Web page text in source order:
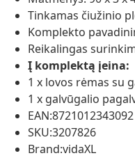
Tinkamas čiužinio
Komplekto
Reikalingas
Į komplektą įeina:
1 x lovos rėmas su
1 x galvūgalio
EAN:8721012343092
SKU:3207826
Brand:vidaXL